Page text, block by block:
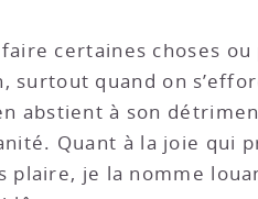
certaines choses
surtout quand on
abstient à son
Quant à la joie qui
plaire, je la nomme